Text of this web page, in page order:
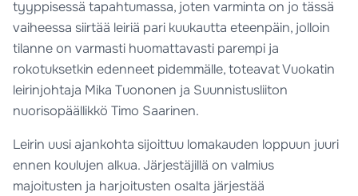
tyyppisessä tapahtumassa, joten varminta on jo tässä
vaiheessa siirtää leiriä pari kuukautta eteenpäin, jolloin
tilanne on varmasti huomattavasti parempi ja
rokotuksetkin edenneet pidemmälle, toteavat Vuokatin
leirinjohtaja Mika Tuononen ja Suunnistusliiton
nuorisopäällikkö Timo Saarinen.
Leirin uusi ajankohta sijoittuu lomakauden loppuun juuri
ennen koulujen alkua. Järjestäjillä on valmius
majoitusten ja harjoitusten osalta järjestää